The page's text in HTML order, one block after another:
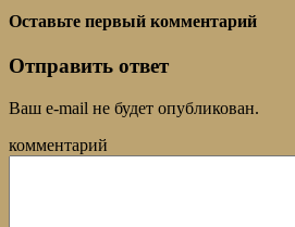
Оставьте первый комментарий
Отправить ответ
Ваш e-mail не будет опубликован.
комментарий